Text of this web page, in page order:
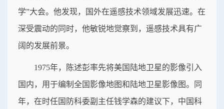
学”大会。他发现，国外在遥感技术领域发展迅速。在
深受震动的同时，他敏锐地觉察到，遥感技术具有广
阔的发展前景。
1975年，陈述彭率先将美国陆地卫星的影像引入
国内，用于编制全国影像地图和陆地卫星影像图。同
年，在时任国防科委副主任钱学森的建议下，中国科